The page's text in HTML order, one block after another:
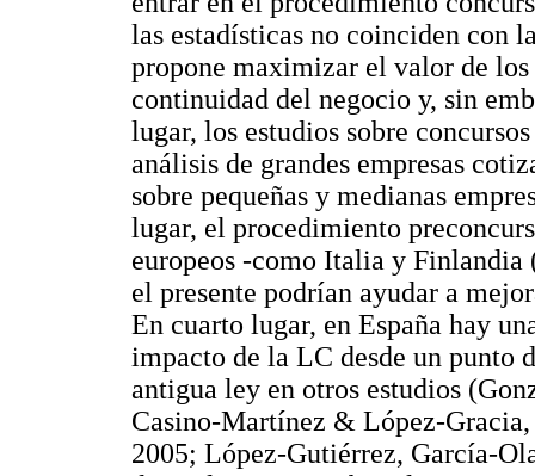
las estadísticas no coinciden con
propone maximizar el valor de
continuidad del negocio y, sin
lugar, los estudios sobre
análisis de grandes empresas
sobre pequeñas y medianas
lugar, el procedimiento
europeos -como Italia y
el presente podrían ayudar a
En cuarto lugar, en España hay
impacto de la LC desde un punto
antigua ley en otros estudios
Casino-Martínez & López-
2005; López-Gutiérrez, García-